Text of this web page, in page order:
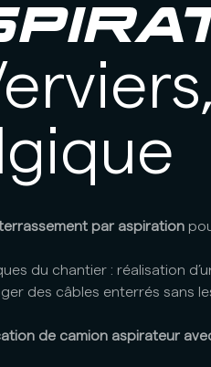
par aspiration
du chantier : réalisation
des câbles enterrés sans
de camion aspirateur